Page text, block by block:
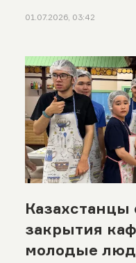
01.07.2026, 03:42
Казахстанцы
закрытия
молодые